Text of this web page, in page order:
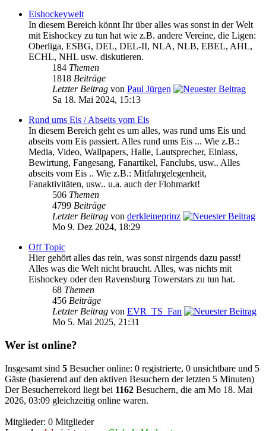
Eishockeywelt
In diesem Bereich könnt Ihr über alles was sonst in der Welt
mit Eishockey zu tun hat wie z.B. andere Vereine, die Ligen:
Oberliga, ESBG, DEL, DEL-II, NLA, NLB, EBEL, AHL,
ECHL, NHL usw. diskutieren.
184 Themen
1818 Beiträge
Letzter Beitrag von Paul Jürgen
Sa 18. Mai 2024, 15:13
Rund ums Eis / Abseits vom Eis
In diesem Bereich geht es um alles, was rund ums Eis und
abseits vom Eis passiert. Alles rund ums Eis ... Wie z.B.:
Media, Video, Wallpapers, Halle, Lautsprecher, Einlass,
Bewirtung, Fangesang, Fanartikel, Fanclubs, usw.. Alles
abseits vom Eis .. Wie z.B.: Mitfahrgelegenheit,
Fanaktivitäten, usw.. u.a. auch der Flohmarkt!
506 Themen
4799 Beiträge
Letzter Beitrag von derkleineprinz
Mo 9. Dez 2024, 18:29
Off Topic
Hier gehört alles das rein, was sonst nirgends dazu passt!
Alles was die Welt nicht braucht. Alles, was nichts mit
Eishockey oder den Ravensburg Towerstars zu tun hat.
68 Themen
456 Beiträge
Letzter Beitrag von EVR_TS_Fan
Mo 5. Mai 2025, 21:31
Wer ist online?
Insgesamt sind 5 Besucher online: 0 registrierte, 0 unsichtbare und 5
Gäste (basierend auf den aktiven Besuchern der letzten 5 Minuten)
Der Besucherrekord liegt bei 1162 Besuchern, die am Mo 18. Mai
2026, 03:09 gleichzeitig online waren.
Mitglieder: 0 Mitglieder